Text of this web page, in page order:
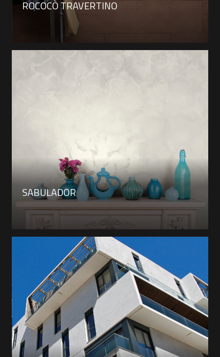
ROCOCÒ TRAVERTINO
SABULADOR